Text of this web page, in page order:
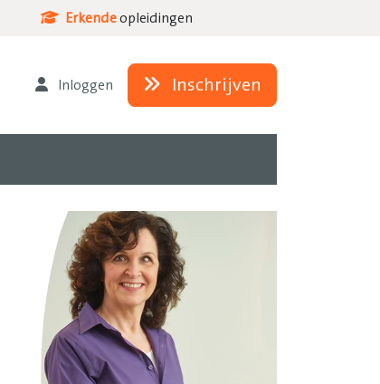
Inloggen Inschrijven
Erkendeopleidingen